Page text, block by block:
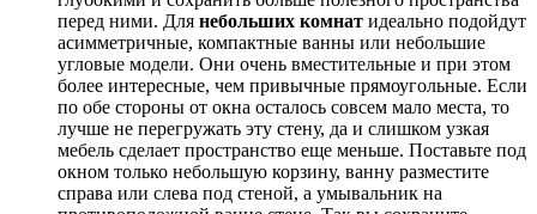
перед ними. Для небольших комнат идеально подойдут
асимметричные, компактные ванны или небольшие
угловые модели. Они очень вместительные и при этом
более интересные, чем привычные прямоугольные. Если
по обе стороны от окна осталось совсем мало места, то
лучше не перегружать эту стену, да и слишком узкая
мебель сделает пространство еще меньше. Поставьте под
окном только небольшую корзину, ванну разместите
справа или слева под стеной, а умывальник на